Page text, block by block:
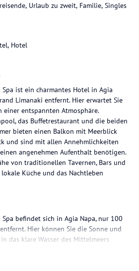
Urlaub zu zweit, Familie, Singles
Hotel
Spa ist ein charmantes Hotel in Agia
Limanaki entfernt. Hier erwartet Sie
entspannten Atmosphäre.
das Buffetrestaurant und die beiden
bieten einen Balkon mit Meerblick
und sind mit allen Annehmlichkeiten
angenehmen Aufenthalt benötigen.
von traditionellen Tavernen, Bars und
Küche und das Nachtleben
befindet sich in Agia Napa, nur 100
Hier können Sie die Sonne und
das klare Wasser des Mittelmeers
In der Umgebung gibt es zahlreiche